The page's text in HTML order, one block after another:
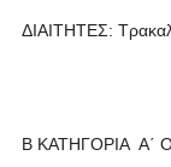
ΔΙΑΙΤΗΤΕΣ:
Β ΚΑΤΗΓΟΡΙΑ Α΄